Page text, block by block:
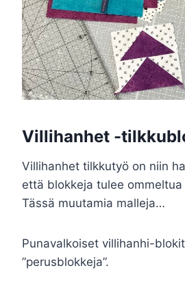
Villihanhet -
Villihanhet tilkkutyö on niin
että blokkeja tulee
Tässä muutamia malleja…
Punavalkoiset villihanhi-
”perusblokkeja”.